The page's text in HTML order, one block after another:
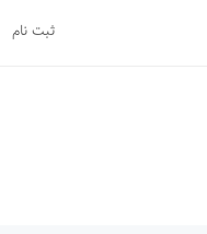
ثبت نام